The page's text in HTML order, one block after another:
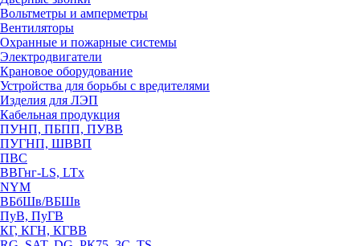
Вольтметры и амперметры
Вентиляторы
Охранные и пожарные системы
Электродвигатели
Крановое оборудование
Устройства для борьбы с вредителями
Изделия для ЛЭП
Кабельная продукция
ПУНП, ПБПП, ПУВВ
ПУГНП, ШВВП
ПВС
ВВГнг-LS, LTx
NYM
ВБбШв/ВБШв
ПуВ, ПуГВ
КГ, КГН, КГВВ